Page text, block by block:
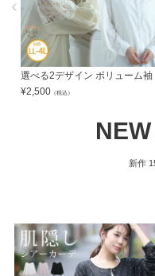
¥2,500 （税込）
新作